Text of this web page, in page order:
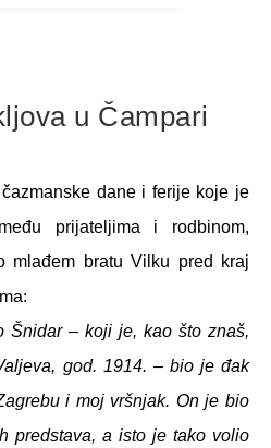
u Čampari
dane i ferije koje je
prijateljima i rodbinom,
mlađem bratu Vilku pred kraj
Šnidar – koji je, kao što znaš,
god. 1914. – bio je đak
i moj vršnjak. On je bio
predstava, a isto je tako volio